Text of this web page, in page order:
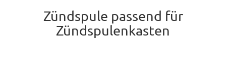
Zündspule passend für
Zündspulenkasten